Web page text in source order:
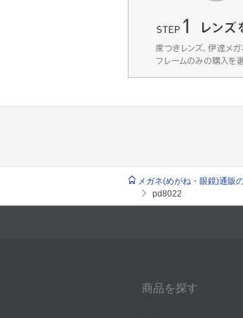
メガネ(めがね・眼鏡)通販
pd8022
商品を探す